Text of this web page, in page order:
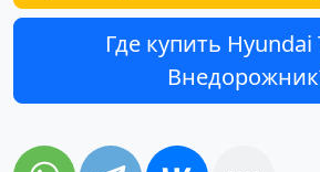
Где купить Hyundai